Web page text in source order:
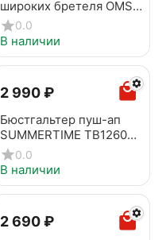
широких бретеля OMSA
OmS181 Naturale
0.0
В наличии
2 990₽
Бюстгальтер пуш-ап
SUMMERTIME TB1260
мокко мусс
0.0
В наличии
2 690₽